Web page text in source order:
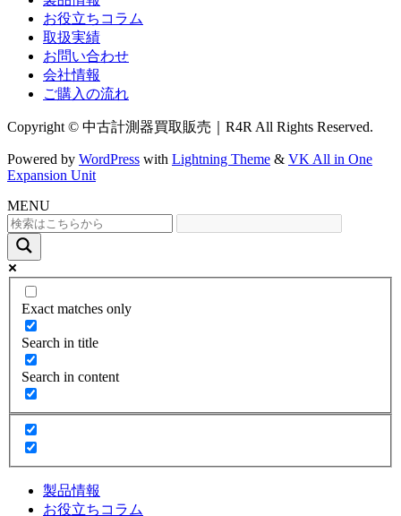
お役立ちコラム
取扱実績
お問い合わせ
会社情報
ご購入の流れ
Copyright © 中古計測器買取販売｜R4R All Rights Reserved.
Powered by WordPress with Lightning Theme & VK All in One
Expansion Unit
MENU
Exact matches only
Search in title
Search in content
製品情報
お役立ちコラム